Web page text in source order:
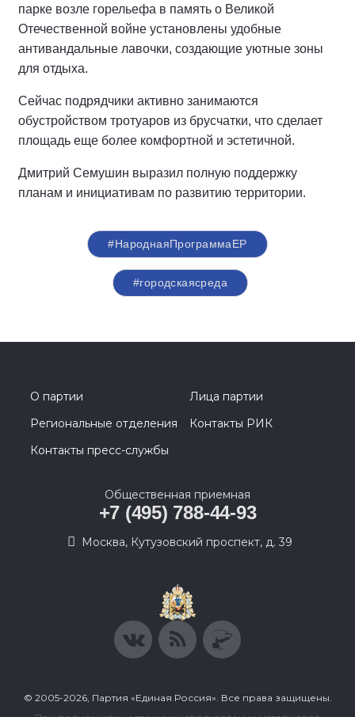
парке возле горельефа в память о Великой
Отечественной войне установлены удобные
антивандальные лавочки, создающие уютные зоны
для отдыха.
Сейчас подрядчики активно занимаются
обустройством тротуаров из брусчатки, что сделает
площадь еще более комфортной и эстетичной.
Дмитрий Семушин выразил полную поддержку
планам и инициативам по развитию территории.
#НароднаяПрограммаЕР
#городскаясреда
О партии
Лица партии
Региональные отделения
Контакты РИК
Контакты пресс-службы
Общественная приемная
+7 (495) 788-44-93
Москва, Кутузовский проспект, д. 39
© 2005-2026, Партия «Единая Россия». Все права защищены.